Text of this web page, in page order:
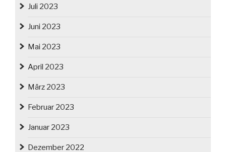
Juli 2023
Juni 2023
Mai 2023
April 2023
März 2023
Februar 2023
Januar 2023
Dezember 2022